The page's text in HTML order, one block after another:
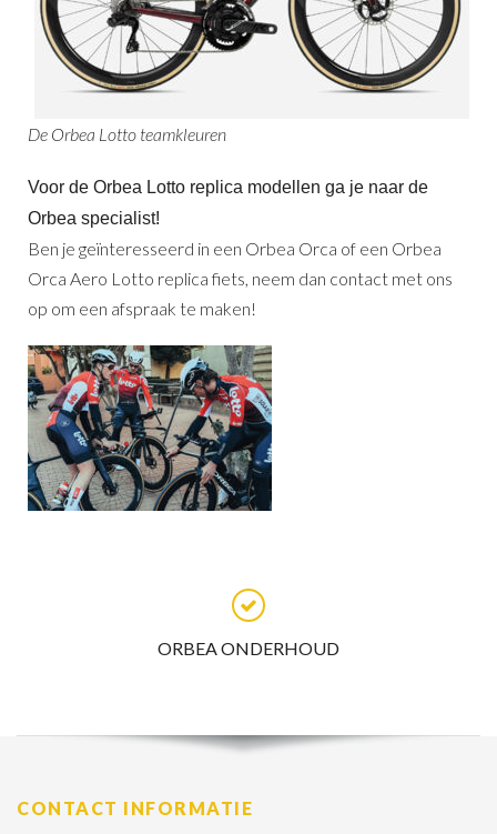
De Orbea Lotto teamkleuren
Voor de Orbea Lotto replica modellen ga je naar de
Orbea specialist!
Ben je geïnteresseerd in een Orbea Orca of een Orbea
Orca Aero Lotto replica fiets, neem dan contact met ons
op om een afspraak te maken!
ORBEA ONDERHOUD
CONTACT INFORMATIE